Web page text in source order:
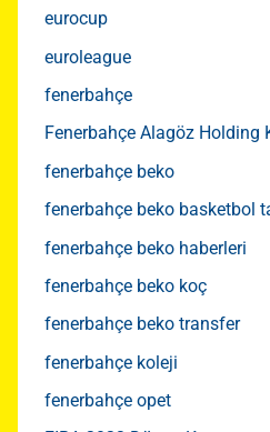
eurocup
euroleague
fenerbahçe
Fenerbahçe Alagöz Holding
fenerbahçe beko
fenerbahçe beko basketbol
fenerbahçe beko haberleri
fenerbahçe beko koç
fenerbahçe beko transfer
fenerbahçe koleji
fenerbahçe opet